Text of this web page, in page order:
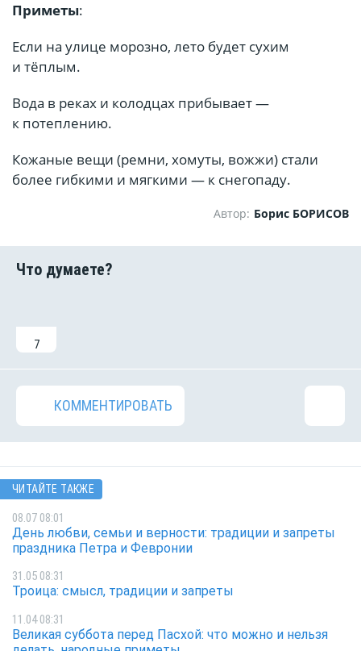
Приметы:
Если на улице морозно, лето будет сухим
и тёплым.
Вода в реках и колодцах прибывает —
к потеплению.
Кожаные вещи (ремни, хомуты, вожжи) стали
более гибкими и мягкими — к снегопаду.
Автор: Борис БОРИСОВ
7
КОММЕНТИРОВАТЬ
ЧИТАЙТЕ ТАКЖЕ
08.07 08:01
День любви, семьи и верности: традиции и запреты
праздника Петра и Февронии
31.05 08:31
Троица: смысл, традиции и запреты
11.04 08:31
Великая суббота перед Пасхой: что можно и нельзя